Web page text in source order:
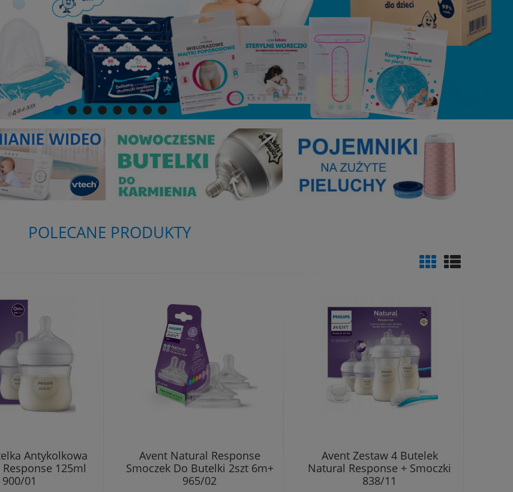
POLECANE PRODUKTY
Antykolkowa
125ml
900/01
Avent Natural Response
Smoczek Do Butelki 2szt 6m+
965/02
Avent Zestaw 4 Butelek
Natural Response + Smoczki
838/11